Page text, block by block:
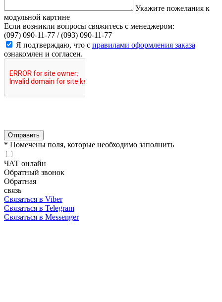
Укажите пожелания к
модульной картине
Если возникли вопросы свяжитесь с менеджером:
(097) 090-11-77 /(093) 090-11-77
Я подтверждаю, что с правилами оформления заказа
ознакомлен и согласен.
Отправить
* Помечены поля, которые необходимо заполнить
ЧАТ онлайн
Обратный звонок
Обратная
связь
Связаться в Viber
Связаться в Telegram
Связаться в Messenger